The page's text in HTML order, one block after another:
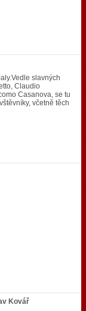
slavných
Claudio
Casanova, se tu
včetně těch
Kovář